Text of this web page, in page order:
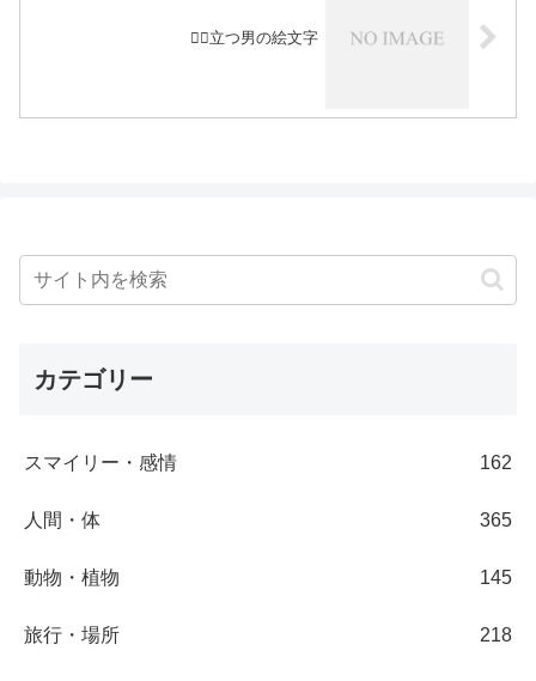
🧍‍♂️立つ男の絵文字
カテゴリー
スマイリー・感情 162
人間・体 365
動物・植物 145
旅行・場所 218